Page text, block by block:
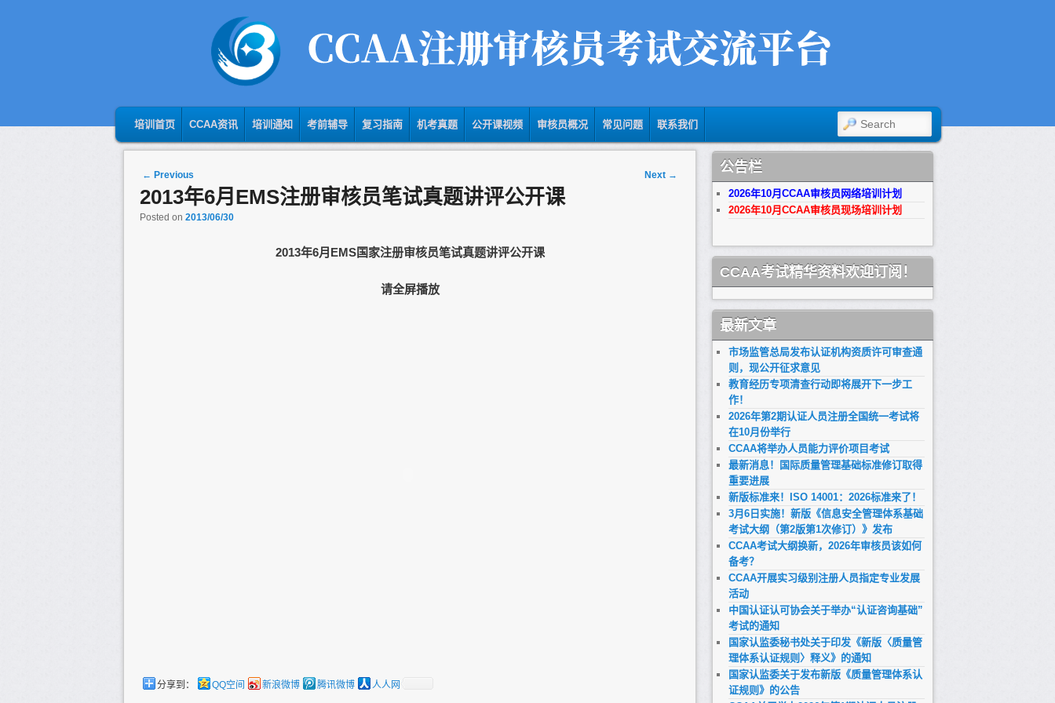
MAIN MENU
SKIP TO PRIMARY CONTENT
SKIP TO SECONDARY CONTENT
培训首页 CCAA资讯 培训通知 考前辅导 复习指南 机考真题 公开课视频 审核员概况 常见问题 联系我们 SEARCH
Post navigation
← Previous Next →
2013年6月EMS注册审核员笔试真题讲评公开课
Posted on 2013/06/30
2013年6月EMS国家注册审核员笔试真题讲评公开课
请全屏播放
分享到： QQ空间 新浪微博 腾讯微博 人人网
公告栏
2026年10月CCAA审核员网络培训计划
2026年10月CCAA审核员现场培训计划
CCAA考试精华资料欢迎订阅！
最新文章
市场监管总局发布认证机构资质许可审查通
则，现公开征求意见
教育经历专项清查行动即将展开下一步工
作！
2026年第2期认证人员注册全国统一考试将
在10月份举行
CCAA将举办人员能力评价项目考试
最新消息！国际质量管理基础标准修订取得
重要进展
新版标准来！ISO 14001：2026标准来了！
3月6日实施！新版《信息安全管理体系基础
考试大纲（第2版第1次修订）》发布
CCAA考试大纲换新，2026年审核员该如何
备考？
CCAA开展实习级别注册人员指定专业发展
活动
中国认证认可协会关于举办“认证咨询基础”
考试的通知
国家认监委秘书处关于印发《新版〈质量管
理体系认证规则〉释义》的通知
国家认监委关于发布新版《质量管理体系认
证规则》的公告